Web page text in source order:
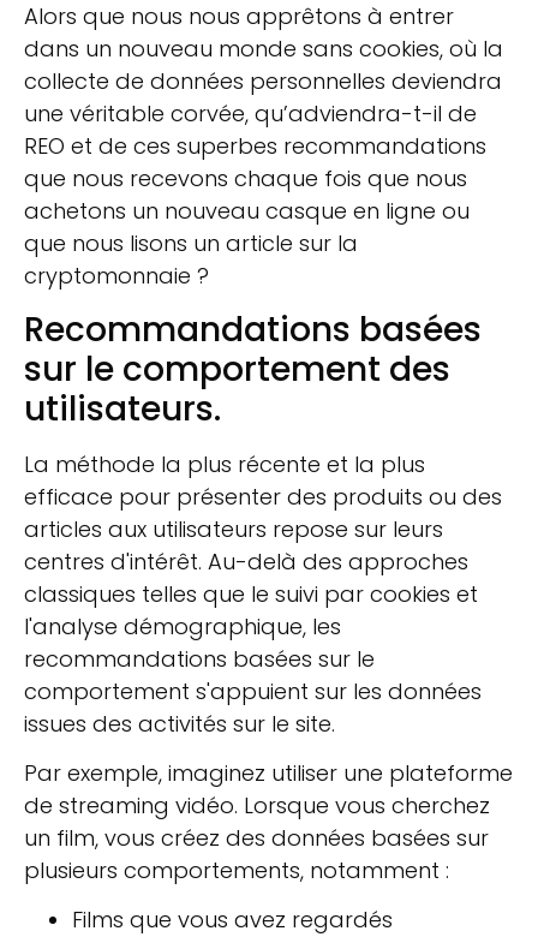
Alors que nous nous apprêtons à entrer
dans un nouveau monde sans cookies, où la
collecte de données personnelles deviendra
une véritable corvée, qu’adviendra-t-il de
REO et de ces superbes recommandations
que nous recevons chaque fois que nous
achetons un nouveau casque en ligne ou
que nous lisons un article sur la
cryptomonnaie ?
Recommandations basées
sur le comportement des
utilisateurs.
La méthode la plus récente et la plus
efficace pour présenter des produits ou des
articles aux utilisateurs repose sur leurs
centres d'intérêt. Au-delà des approches
classiques telles que le suivi par cookies et
l'analyse démographique, les
recommandations basées sur le
comportement s'appuient sur les données
issues des activités sur le site.
Par exemple, imaginez utiliser une plateforme
de streaming vidéo. Lorsque vous cherchez
un film, vous créez des données basées sur
plusieurs comportements, notamment :
Films que vous avez regardés